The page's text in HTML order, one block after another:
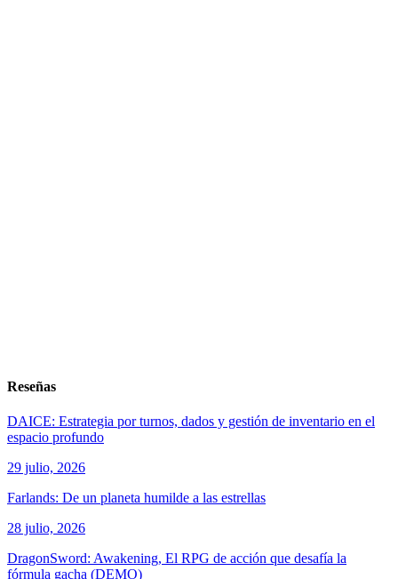
Reseñas
DAICE: Estrategia por turnos, dados y gestión de inventario en el
espacio profundo
29 julio, 2026
Farlands: De un planeta humilde a las estrellas
28 julio, 2026
DragonSword: Awakening, El RPG de acción que desafía la
fórmula gacha (DEMO)